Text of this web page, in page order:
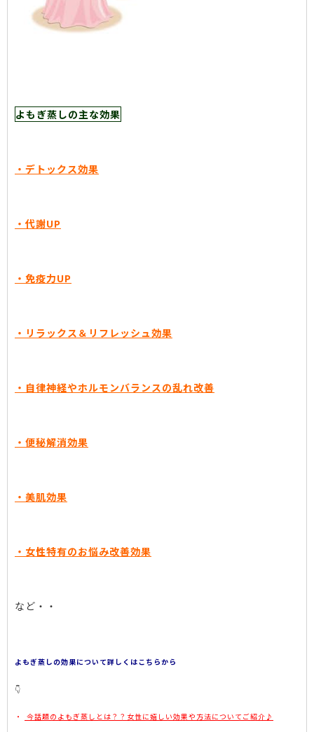
よもぎ蒸しの主な効果
・デトックス効果
・代謝UP
・免疫力UP
・リラックス＆リフレッシュ効果
・自律神経やホルモンバランスの乱れ改善
・便秘解消効果
・美肌効果
・女性特有のお悩み改善効果
など・・
よもぎ蒸しの効果について詳しくはこちらから
👇
・ 今話題のよもぎ蒸しとは？？女性に嬉しい効果や方法についてご紹介♪